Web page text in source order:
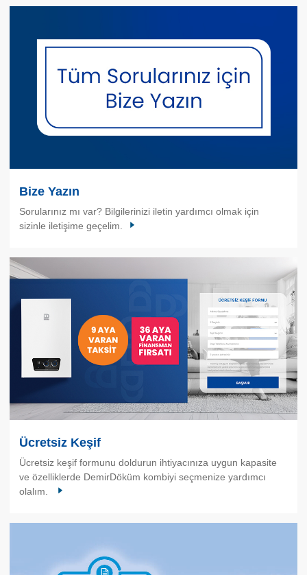
Bize Yazın
Sorularınız mı var? Bilgilerinizi iletin yardımcı olmak için
sizinle iletişime geçelim.
Ücretsiz Keşif
Ücretsiz keşif formunu doldurun ihtiyacınıza uygun kapasite
ve özelliklerde DemirDöküm kombiyi seçmenize yardımcı
olalım.